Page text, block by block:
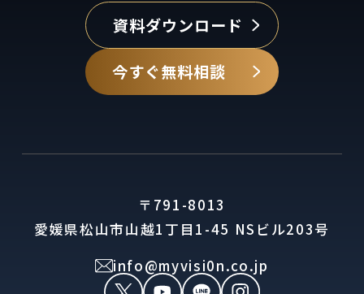
資料ダウンロード
今すぐ無料相談
〒791-8013
愛媛県松山市山越1丁目1-45 NSビル203号
info@myvisi0n.co.jp